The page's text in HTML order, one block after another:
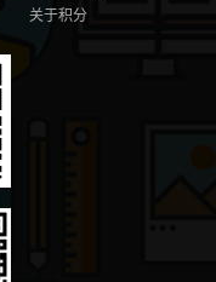
关于积分